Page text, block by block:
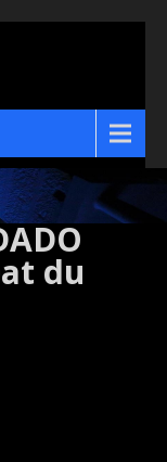
du